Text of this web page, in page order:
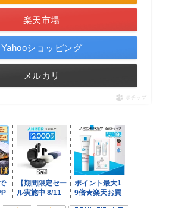
楽天市場
Yahooショッピング
メルカリ
ポチップ